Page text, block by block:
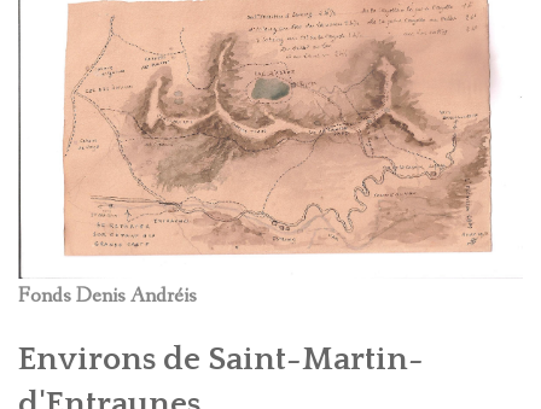
Fonds Denis Andréis
Environs de Saint-Martin-